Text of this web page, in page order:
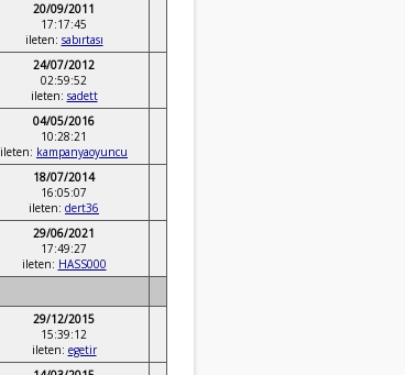
20/09/2011
17:17:45
ileten: sabırtası
24/07/2012
02:59:52
ileten: sadett
04/05/2016
10:28:21
ileten: kampanyaoyuncu
18/07/2014
16:05:07
ileten: dert36
29/06/2021
17:49:27
ileten: HASS000
29/12/2015
15:39:12
ileten: egetir